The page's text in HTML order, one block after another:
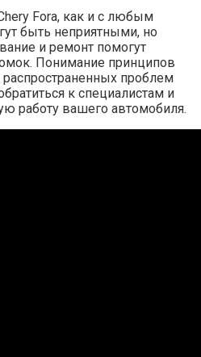
Fora, как и с любым
быть неприятными, но
и ремонт помогут
Понимание принципов
распространенных проблем
к специалистам и
работу вашего автомобиля.